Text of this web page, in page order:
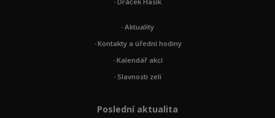
Aktuality
Kontakty a úřední hodiny
Kalendář akcí
Slavnosti zelí
Poslední aktualita